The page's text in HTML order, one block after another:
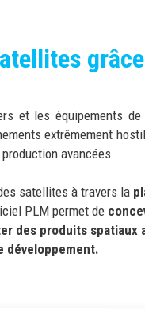
et les équipements
extrêmement
avancées.
satellites à travers la
PLM permet de
des produits spatiaux
développement.